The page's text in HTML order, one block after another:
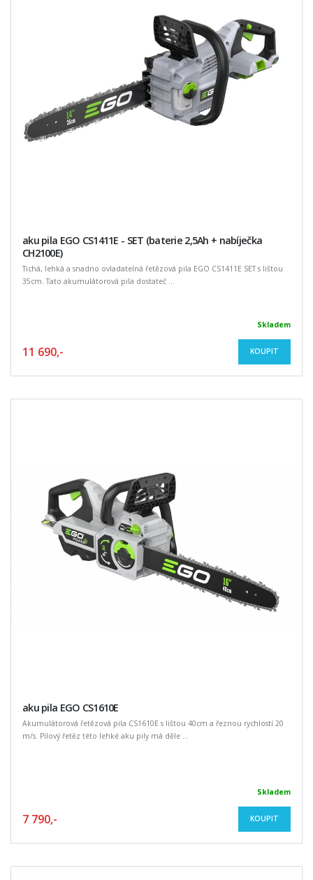
aku pila EGO CS1411E - SET (baterie 2,5Ah + nabíječka
CH2100E)
Tichá, lehká a snadno ovladatelná řetězová pila EGO CS1411E SET s lištou
35cm. Tato akumulátorová pila dostateč ...
Skladem
11 690,- KOUPIT
aku pila EGO CS1610E
Akumulátorová řetězová pila CS1610E s lištou 40cm a řeznou rychlostí 20
m/s. Pilový řetěz této lehké aku pily má děle ...
Skladem
7 790,- KOUPIT